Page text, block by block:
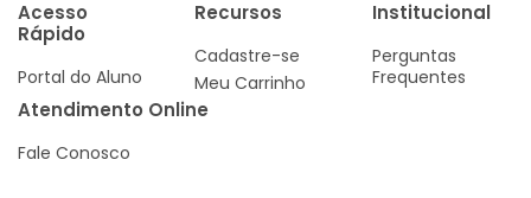
Acesso
Rápido
Portal do Aluno
Recursos
Cadastre-se
Meu Carrinho
Institucional
Perguntas
Frequentes
Atendimento Online
Fale Conosco